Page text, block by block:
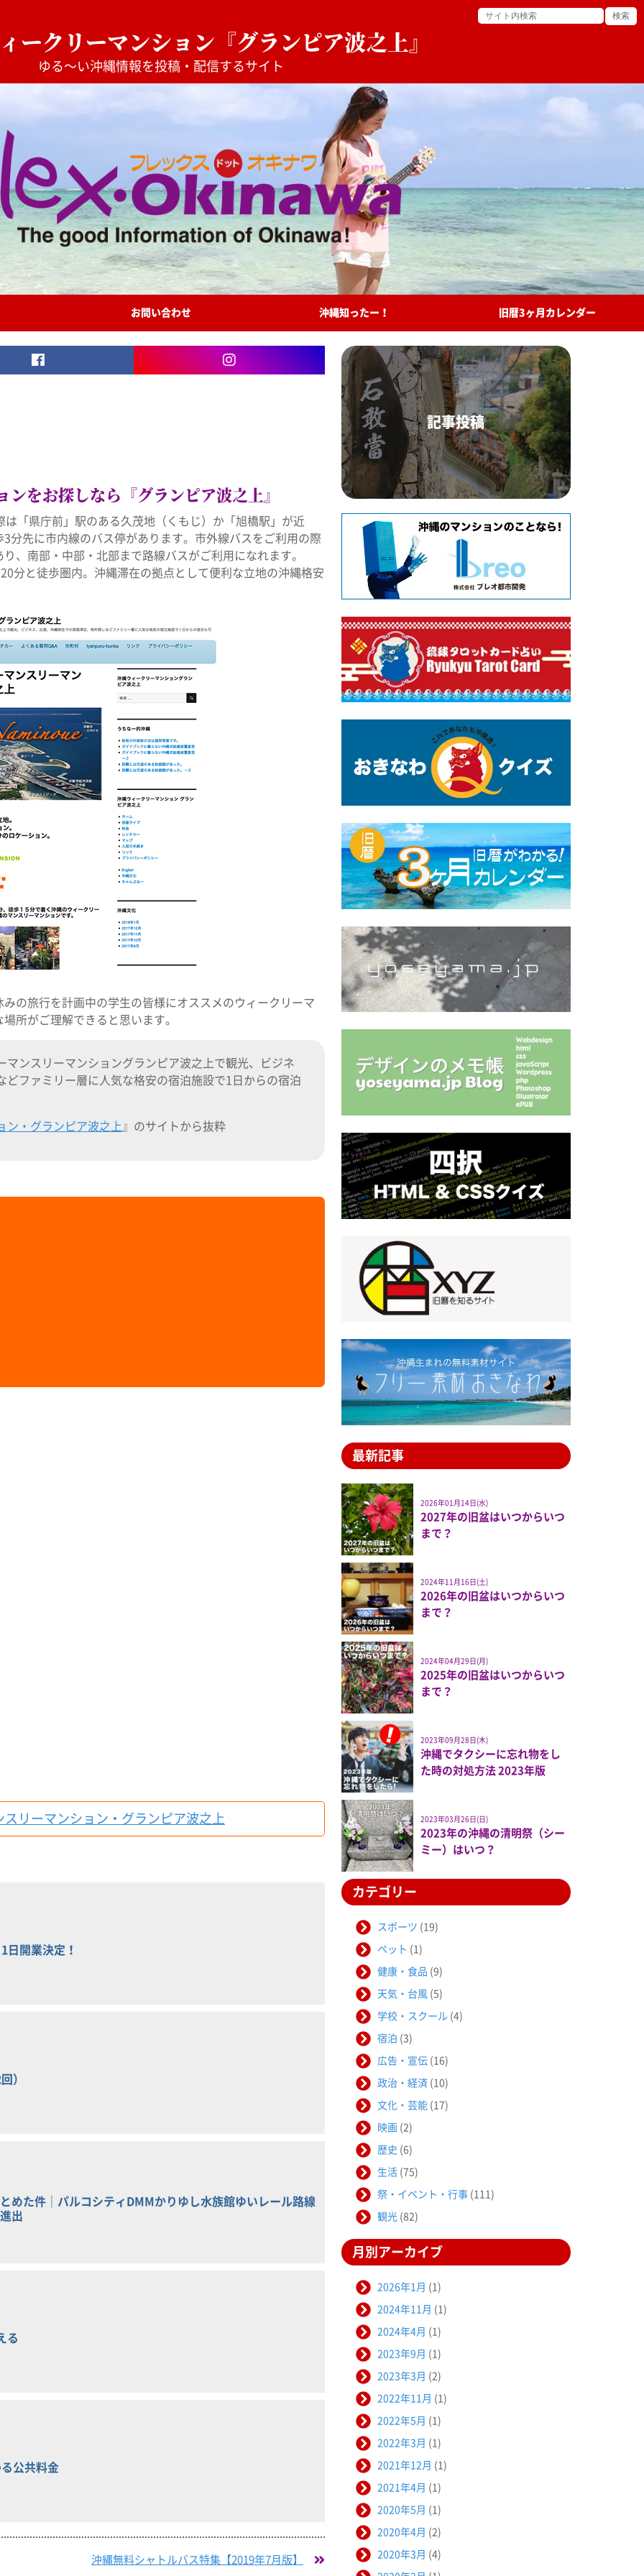
ークリーマンション『グランピア波之上』
ゆる〜い沖縄情報を投稿・配信するサイト
お問い合わせ 沖縄知ったー！ 旧暦3ヶ月カレンダー
Facebook Instagram
をお探しなら『グランピア波之上』
「県庁前」駅のある久茂地（くもじ）か「旭橋駅」が近
分先に市内線のバス停があります。市外線バスをご利用の際
、南部・中部・北部まで路線バスがご利用になれます。
分と徒歩圏内。沖縄滞在の拠点として便利な立地の沖縄格安
の旅行を計画中の学生の皆様にオススメのウィークリーマ
所がご理解できると思います。
ンスリーマンショングランピア波之上で観光、ビジネ
ファミリー層に人気な格安の宿泊施設で1日からの宿泊
ン・グランピア波之上 』のサイトから抜粋
リーマンション・グランピア波之上
日開業決定！
）
めた件｜パルコシティDMMかりゆし水族館ゆいレール路線
出
る
公共料金
沖縄無料シャトルバス特集【2019年7月版】
記事投稿
最新記事
2026年01月14日(水)
2027年の旧盆はいつからいつ
まで？
2024年11月16日(土)
2026年の旧盆はいつからいつ
まで？
2024年04月29日(月)
2025年の旧盆はいつからいつ
まで？
2023年09月28日(木)
沖縄でタクシーに忘れ物をし
た時の対処方法 2023年版
2023年03月26日(日)
2023年の沖縄の清明祭（シー
ミー）はいつ？
カテゴリー
スポーツ (19)
ペット (1)
健康・食品 (9)
天気・台風 (5)
学校・スクール(4)
宿泊 (3)
広告・宣伝(16)
政治・経済(10)
文化・芸能(17)
映画 (2)
歴史 (6)
生活(75)
祭・イベント・行事(111)
観光(82)
月別アーカイブ
2026年1月 (1)
2024年11月 (1)
2024年4月 (1)
2023年9月 (1)
2023年3月 (2)
2022年11月 (1)
2022年5月 (1)
2022年3月 (1)
2021年12月 (1)
2021年4月 (1)
2020年5月 (1)
2020年4月 (2)
2020年3月 (4)